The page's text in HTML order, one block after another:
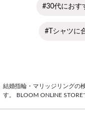
#30代におす
#Tシャツに
結婚指輪・マリッジリングの
す。 BLOOM ONLINE STORE